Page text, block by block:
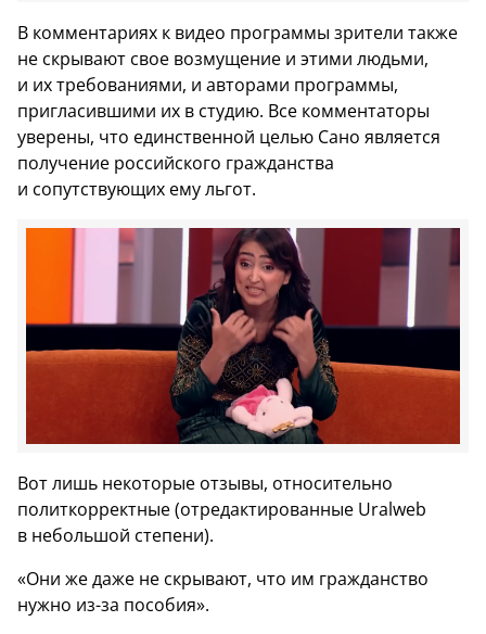
В комментариях к видео программы зрители также
не скрывают свое возмущение и этими людьми,
и их требованиями, и авторами программы,
пригласившими их в студию. Все комментаторы
уверены, что единственной целью Сано является
получение российского гражданства
и сопутствующих ему льгот.
Вот лишь некоторые отзывы, относительно
политкорректные (отредактированные Uralweb
в небольшой степени).
«Они же даже не скрывают, что им гражданство
нужно из-за пособия».